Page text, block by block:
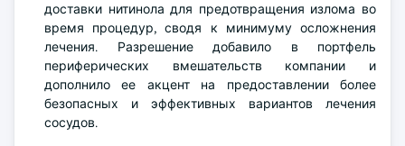
доставки нитинола для предотвращения излома во
время процедур, сводя к минимуму осложнения
лечения. Разрешение добавило в портфель
периферических вмешательств компании и
дополнило ее акцент на предоставлении более
безопасных и эффективных вариантов лечения
сосудов.